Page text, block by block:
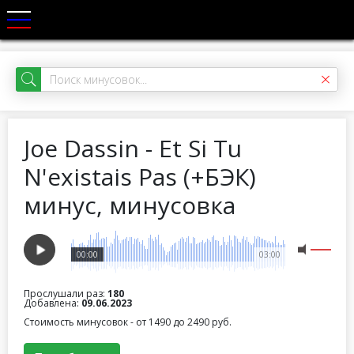
Joe Dassin - Et Si Tu
N'existais Pas (+БЭК)
минус, минусовка
03:00
00:00
Прослушали раз: 180
Добавлена: 09.06.2023
Стоимость минусовок - от 1490 до 2490 руб.